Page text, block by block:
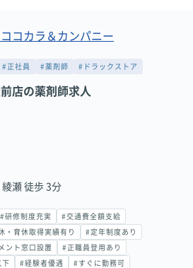
コカラ＆カンパニー
#正社員 #薬剤師 #ドラックストア
店の薬剤師求人
瀬 徒歩 3分
#研修制度充実 #交通費全額支給
・育休取得実績有り #定年制度あり
ント窓口設置 #正職員登用あり
下 #経験者優遇 #すぐに勤務可